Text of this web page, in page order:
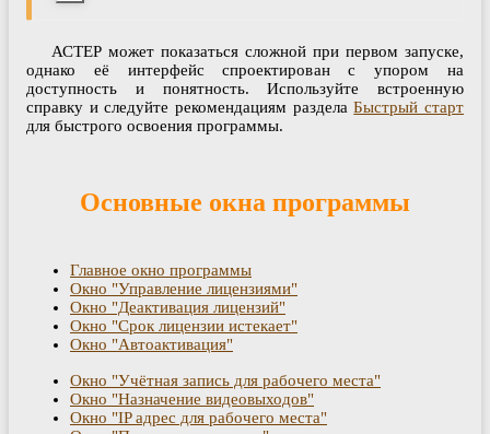
АСТЕР может показаться сложной при первом запуске,
однако её интерфейс спроектирован с упором на
доступность и понятность. Используйте встроенную
справку и следуйте рекомендациям разделаБыстрый старт
для быстрого освоения программы.
Основные окна программы
Главное окно программы
Окно "Управление лицензиями"
Окно "Деактивация лицензий"
Окно "Срок лицензии истекает"
Окно "Автоактивация"
Окно "Учётная запись для рабочего места"
Окно "Назначение видеовыходов"
Окно "IP адрес для рабочего места"